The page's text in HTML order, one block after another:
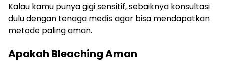
Kalau kamu punya gigi sensitif, sebaiknya konsultasi
dulu dengan tenaga medis agar bisa mendapatkan
metode paling aman.
Apakah Bleaching Aman